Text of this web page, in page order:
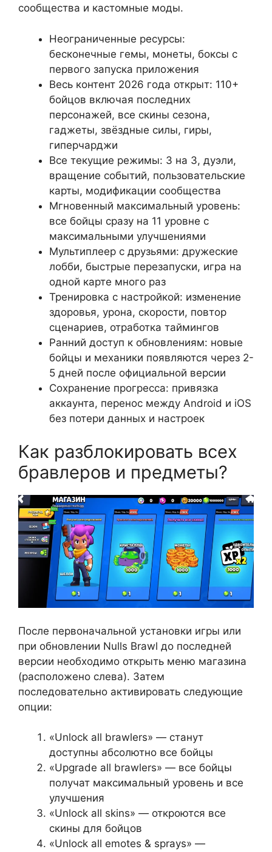
сообщества и кастомные моды.
Неограниченные ресурсы:
бесконечные гемы, монеты, боксы с
первого запуска приложения
Весь контент 2026 года открыт: 110+
бойцов включая последних
персонажей, все скины сезона,
гаджеты, звёздные силы, гиры,
гиперчарджи
Все текущие режимы: 3 на 3, дуэли,
вращение событий, пользовательские
карты, модификации сообщества
Мгновенный максимальный уровень:
все бойцы сразу на 11 уровне с
максимальными улучшениями
Мультиплеер с друзьями: дружеские
лобби, быстрые перезапуски, игра на
одной карте много раз
Тренировка с настройкой: изменение
здоровья, урона, скорости, повтор
сценариев, отработка таймингов
Ранний доступ к обновлениям: новые
бойцы и механики появляются через 2-
5 дней после официальной версии
Сохранение прогресса: привязка
аккаунта, перенос между Android и iOS
без потери данных и настроек
Как разблокировать всех
бравлеров и предметы?
После первоначальной установки игры или
при обновлении Nulls Brawl до последней
версии необходимо открыть меню магазина
(расположено слева). Затем
последовательно активировать следующие
опции:
«Unlock all brawlers» — станут
доступны абсолютно все бойцы
«Upgrade all brawlers» — все бойцы
получат максимальный уровень и все
улучшения
«Unlock all skins» — откроются все
скины для бойцов
«Unlock all emotes & sprays» —